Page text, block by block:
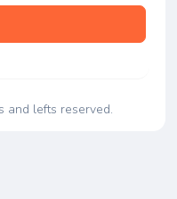
and lefts reserved.